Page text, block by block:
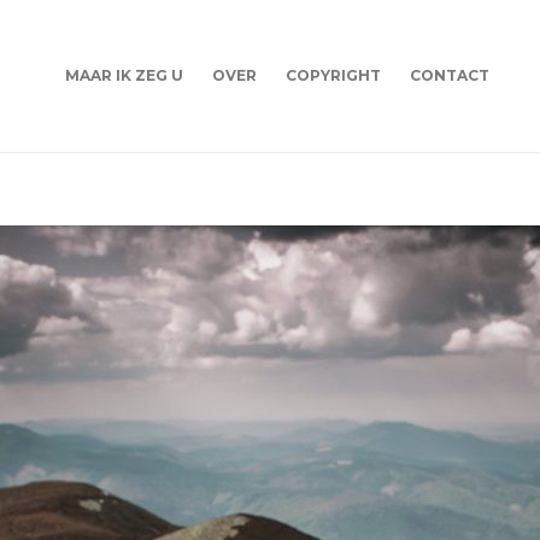
MAAR IK ZEG U OVER COPYRIGHT CONTACT